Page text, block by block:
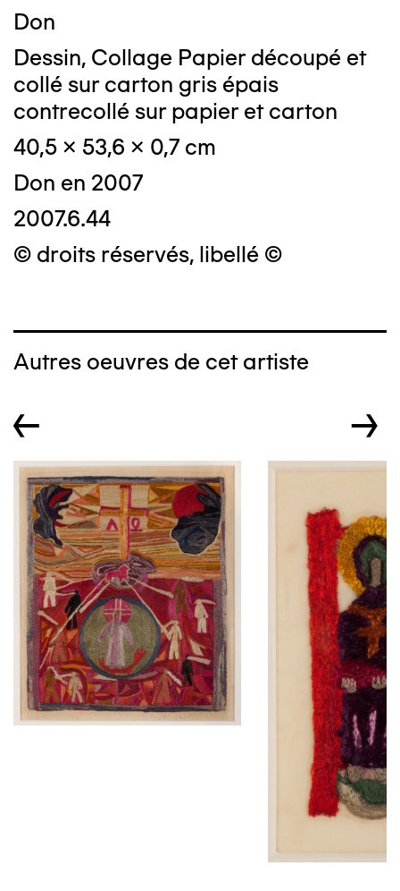
Don
Dessin, Collage Papier découpé et
collé sur carton gris épais
contrecollé sur papier et carton
40,5 x 53,6 x 0,7 cm
Don en 2007
2007.6.44
© droits réservés, libellé ©
Autres oeuvres de cet artiste
← →